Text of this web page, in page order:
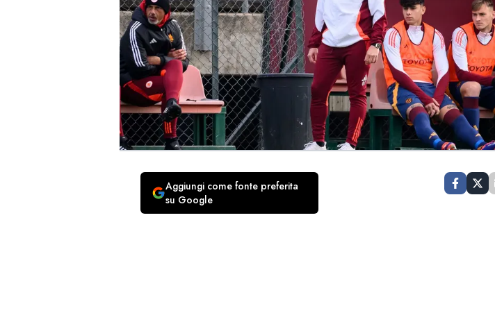
Aggiungi come fonte preferita
su Google